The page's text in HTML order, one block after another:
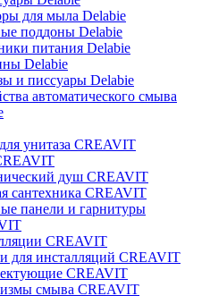
для мыла Delabie
поддоны Delabie
питания Delabie
Delabie
и писсуары Delabie
автоматического смыва
унитаза CREAVIT
душ CREAVIT
сантехника CREAVIT
панели и гарнитуры
CREAVIT
для инсталляций CREAVIT
CREAVIT
смыва CREAVIT